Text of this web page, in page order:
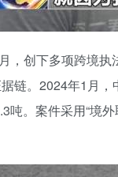
，创下多项跨境
链。2024年1月
吨。案件采用“境